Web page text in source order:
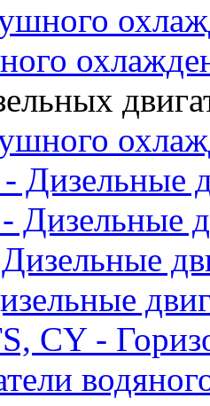
Дизельные
Дизельные
CY -